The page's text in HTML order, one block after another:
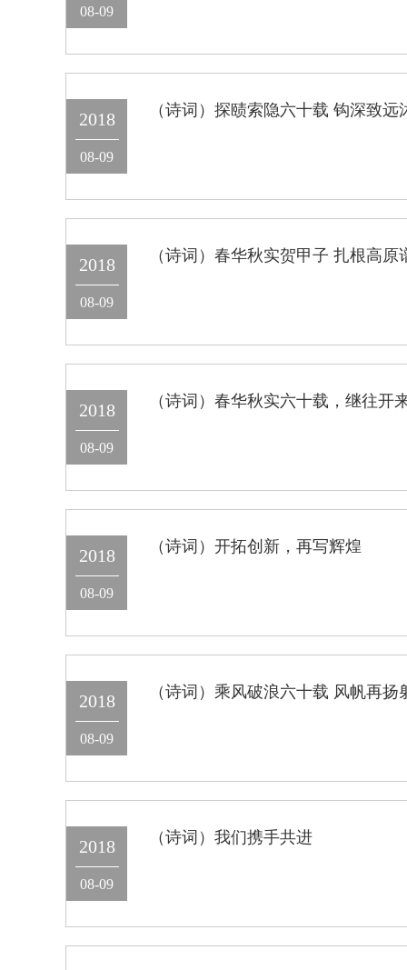
08-09
2018
08-09
（诗词）探赜索隐六十载 钩深致远
2018
08-09
（诗词）春华秋实贺甲子 扎根高原
2018
08-09
（诗词）春华秋实六十载，继往开
2018
08-09
（诗词）开拓创新，再写辉煌
2018
08-09
（诗词）乘风破浪六十载 风帆再扬
2018
08-09
（诗词）我们携手共进